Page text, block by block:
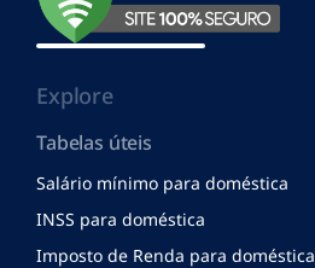
Explore
Tabelas úteis
Salário mínimo para doméstica
INSS para doméstica
Imposto de Renda para doméstica